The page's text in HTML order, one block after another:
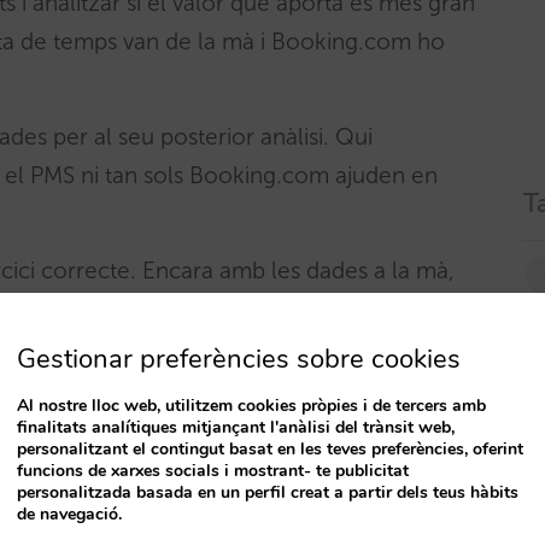
de temps van de la mà i Booking.com ho
per al seu posterior anàlisi. Qui
PMS ni tan sols Booking.com ajuden en
correcte. Encara amb les dades a la mà,
els meus ingressos? Sobre els meus costos i
mitjà? Quanta venda és nova i quanta
d’altres canals?
surto. Encara que molts hotels han estat
si surten. Com si hi hagués un abisme allà
Gestionar preferències sobre cookies
Al nostre lloc web, utilitzem cookies pròpies i de tercers amb
finalitats analítiques mitjançant l'anàlisi del trànsit web,
personalitzant el contingut basat en les teves preferències, oferint
funcions de xarxes socials i mostrant- te publicitat
personalitzada basada en un perfil creat a partir dels teus hàbits
de navegació.